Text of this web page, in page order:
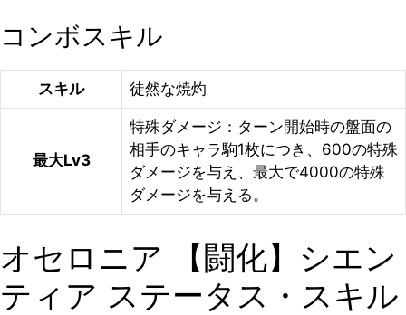
コンボスキル
スキル 徒然な焼灼
最大Lv3
特殊ダメージ：ターン開始時の盤面の
相手のキャラ駒1枚につき、600の特殊
ダメージを与え、最大で4000の特殊
ダメージを与える。
オセロニア 【闘化】シエン
ティア ステータス・スキル